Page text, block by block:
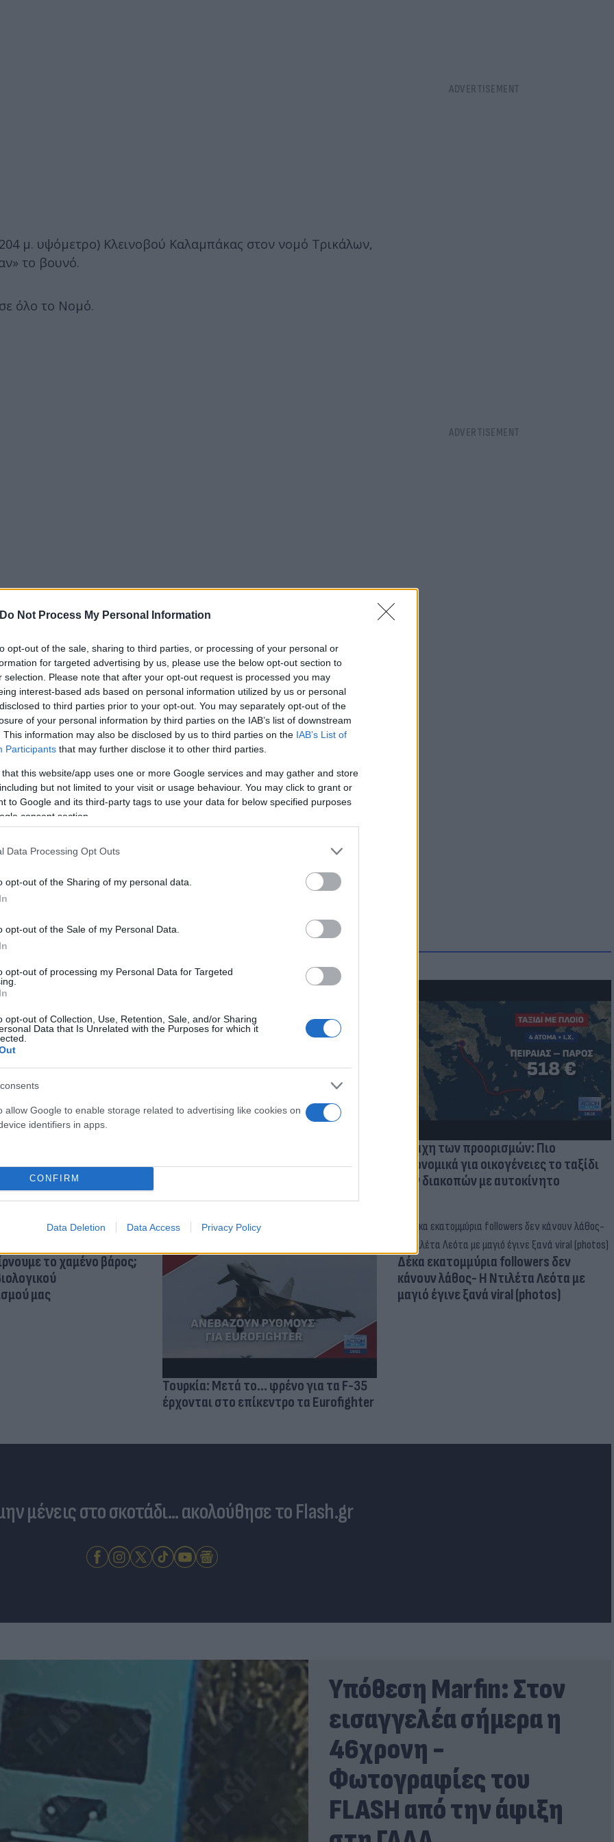
Do Not Process My Personal Information
opt-out of the sale, sharing to third parties, or processing of your personal or
for targeted advertising by us, please use the below opt-out section to
selection. Please note that after your opt-out request is processed you may
interest-based ads based on personal information utilized by us or personal
to third parties prior to your opt-out. You may separately opt-out of the
of your personal information by third parties on the IAB’s list of downstream
This information may also be disclosed by us to third parties on the IAB’s List of
Participants that may further disclose it to other third parties.
that this website/app uses one or more Google services and may gather and store
but not limited to your visit or usage behaviour. You may click to grant or
to Google and its third-party tags to use your data for below specified purposes
consent section.
Data Processing Opt Outs
opt-out of the Sharing of my personal data.
opt-out of the Sale of my Personal Data.
opt-out of processing my Personal Data for Targeted
opt-out of Collection, Use, Retention, Sale, and/or Sharing
Data that Is Unrelated with the Purposes for which it
allow Google to enable storage related to advertising like cookies on
identifiers in apps.
CONFIRM
Data Deletion Data Access Privacy Policy
μ. υψόμετρο) Κλεινοβού Καλαμπάκας στον νομό Τρικάλων,
το βουνό.
όλο το Νομό.
Flash.grστην αναζήτηση τηςGoogle
στην παρουσίαση του
κόσμου στο γήπεδο
Skin dysmorphia: Όταν η εμμονή με το
«τέλειο» δέρμα αποτελεί πρόβλημα
Η μάχη των προορισμών: Πιο
οικονομικά για οικογένειες το ταξίδι
των διακοπών με αυτοκίνητο
το χαμένο βάρος;
μας
Τουρκία: Μετά το... φρένο για τα F-35
έρχονται στο επίκεντρο τα Eurofighter
Δέκα εκατομμύρια followers δεν
κάνουν λάθος- Η Ντιλέτα Λεότα με
μαγιό έγινε ξανά viral (photos)
μένεις στο σκοτάδι... ακολούθησε το Flash.gr
Υπόθεση Marfin: Στον
εισαγγελέα σήμερα η
46χρονη -
Φωτογραφίες του
FLASH από την άφιξη